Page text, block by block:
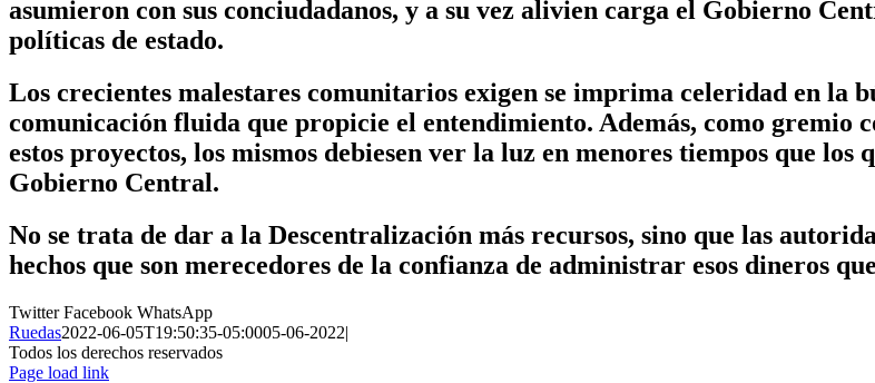
asumieron con sus conciudadanos, y a su vez alivien carga el Gobierno
políticas de estado.
Los crecientes malestares comunitarios exigen se imprima celeridad en la
comunicación fluida que propicie el entendimiento. Además, como gremio
estos proyectos, los mismos debiesen ver la luz en menores tiempos que
Gobierno Central.
No se trata de dar a la Descentralización más recursos, sino que las
hechos que son merecedores de la confianza de administrar esos dineros
TwitterFacebook WhatsApp
Ruedas2022-06-05T19:50:35-05:0005-06-2022|
Todos los derechos reservados
Page load link